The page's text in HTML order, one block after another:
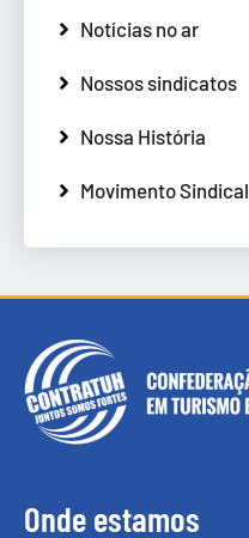
Notícias no ar
Nossos sindicatos
Nossa História
Movimento Sindical
Onde estamos